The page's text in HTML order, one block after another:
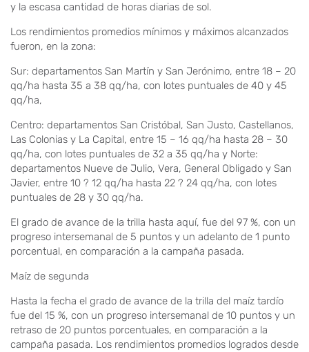
y la escasa cantidad de horas diarias de sol.
Los rendimientos promedios mínimos y máximos alcanzados
fueron, en la zona:
Sur: departamentos San Martín y San Jerónimo, entre 18 – 20
qq/ha hasta 35 a 38 qq/ha, con lotes puntuales de 40 y 45
qq/ha,
Centro: departamentos San Cristóbal, San Justo, Castellanos,
Las Colonias y La Capital, entre 15 – 16 qq/ha hasta 28 – 30
qq/ha, con lotes puntuales de 32 a 35 qq/ha y Norte:
departamentos Nueve de Julio, Vera, General Obligado y San
Javier, entre 10 ? 12 qq/ha hasta 22 ? 24 qq/ha, con lotes
puntuales de 28 y 30 qq/ha.
El grado de avance de la trilla hasta aquí, fue del 97 %, con un
progreso intersemanal de 5 puntos y un adelanto de 1 punto
porcentual, en comparación a la campaña pasada.
Maíz de segunda
Hasta la fecha el grado de avance de la trilla del maíz tardío
fue del 15 %, con un progreso intersemanal de 10 puntos y un
retraso de 20 puntos porcentuales, en comparación a la
campaña pasada. Los rendimientos promedios logrados desde